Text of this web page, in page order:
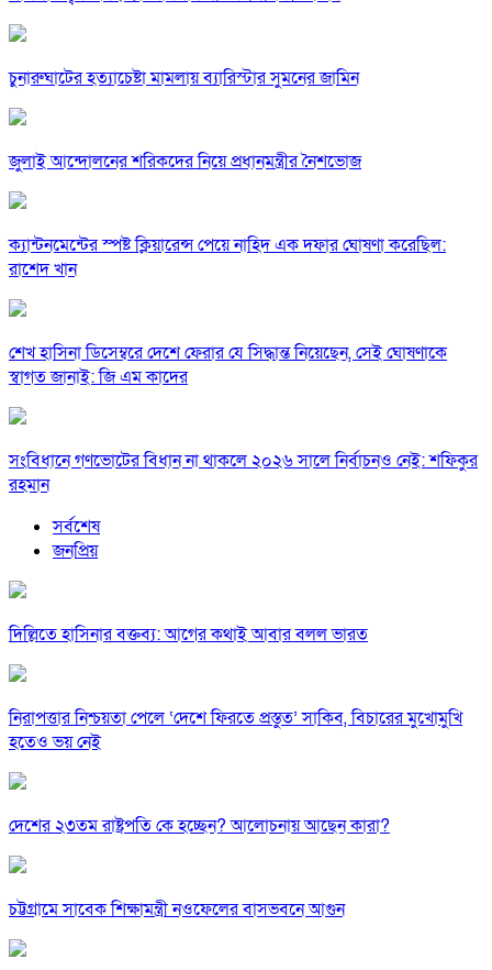
চুনারুঘাটের হত্যাচেষ্টা মামলায় ব্যারিস্টার সুমনের জামিন
জুলাই আন্দোলনের শরিকদের নিয়ে প্রধানমন্ত্রীর নৈশভোজ
ক্যান্টনমেন্টের স্পষ্ট ক্লিয়ারেন্স পেয়ে নাহিদ এক দফার ঘোষণা করেছিল:
রাশেদ খান
শেখ হাসিনা ডিসেম্বরে দেশে ফেরার যে সিদ্ধান্ত নিয়েছেন, সেই ঘোষণাকে
স্বাগত জানাই: জি এম কাদের
সংবিধানে গণভোটের বিধান না থাকলে ২০২৬ সালে নির্বাচনও নেই: শফিকুর
রহমান
সর্বশেষ
জনপ্রিয়
দিল্লিতে হাসিনার বক্তব্য: আগের কথাই আবার বলল ভারত
নিরাপত্তার নিশ্চয়তা পেলে ‘দেশে ফিরতে প্রস্তুত’ সাকিব, বিচারের মুখোমুখি
হতেও ভয় নেই
দেশের ২৩তম রাষ্ট্রপতি কে হচ্ছেন? আলোচনায় আছেন কারা?
চট্টগ্রামে সাবেক শিক্ষামন্ত্রী নওফেলের বাসভবনে আগুন